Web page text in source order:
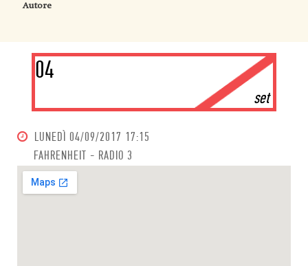
Autore
04
set
LUNEDÌ 04/09/2017 17:15
FAHRENHEIT - RADIO 3